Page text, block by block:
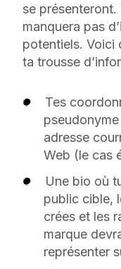
se
manquera pas
potentiels. Voici
ta trousse
Tes
adresse
Web (le cas
Une bio où
public cible,
crées et les
marque
représenter